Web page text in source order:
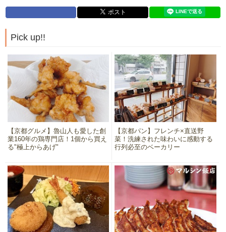
Pick up!!
【京都グルメ】魯山人も愛した創
業160年の鶏専門店！1個から買え
る"極上からあげ"
【京都パン】フレンチ×直送野
菜！洗練された味わいに感動する
行列必至のベーカリー